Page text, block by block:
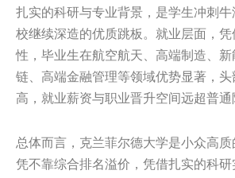
扎实的科研与专业背景，是学生冲刺
校继续深造的优质跳板。就业层面，
性，毕业生在航空航天、高端制造、
链、高端金融管理等领域优势显著，
高，就业薪资与职业晋升空间远超普通
总体而言，克兰菲尔德大学是小众高
凭不靠综合排名溢价，凭借扎实的科